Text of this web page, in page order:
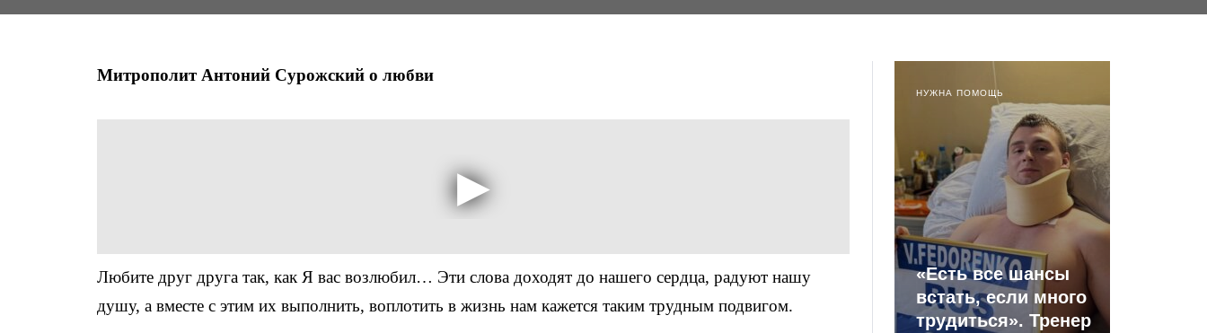
Митрополит Антоний Сурожский о любви
Любите друг друга так, как Я вас возлюбил… Эти слова доходят до нашего сердца, радуют нашу
душу, а вместе с этим их выполнить, воплотить в жизнь нам кажется таким трудным подвигом.
НУЖНА ПОМОЩЬ
«Есть все шансы
встать, если много
трудиться». Тренер